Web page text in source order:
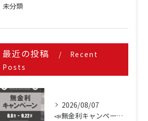
未分類
最近の投稿
Recent
Posts
2026/08/07
📣無金利キャンペーン開催決定‼️
お問い合わせはこちら
お問い合わせはこちら